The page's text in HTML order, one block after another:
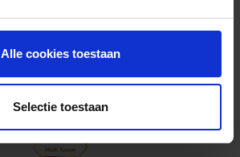
Alle cookies toestaan
Selectie toestaan